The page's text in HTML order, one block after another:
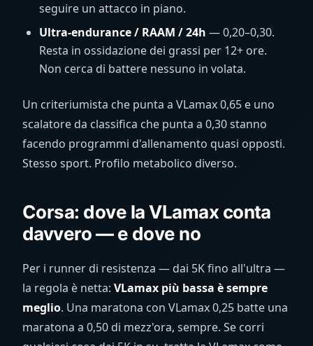
seguire un attacco in piano.
Ultra-endurance / RAAM / 24h — 0,20–0,30.
Resta in ossidazione dei grassi per 12+ ore.
Non cerca di battere nessuno in volata.
Un criteriumista che punta a VLamax 0,65 e uno
scalatore da classifica che punta a 0,30 stanno
facendo programmi d'allenamento quasi opposti.
Stesso sport. Profilo metabolico diverso.
Corsa: dove la VLamax conta
davvero — e dove no
Per i runner di resistenza — dai 5K fino all'ultra —
la regola è netta: VLamax più bassa è sempre
meglio. Una maratona con VLamax 0,25 batte una
maratona a 0,50 di mezz'ora, sempre. Se corri